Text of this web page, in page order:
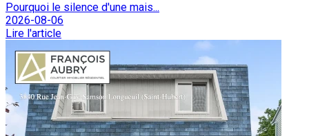
Pourquoi le silence d'une mais...
2026-08-06
Lire l'article